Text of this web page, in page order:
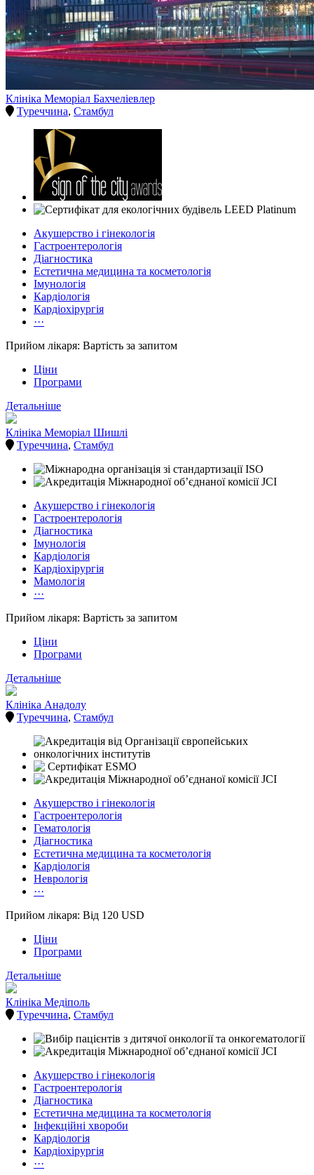
Клініка Меморіал Бахчеліевлер
Туреччина, Стамбул
Акушерство і гінекологія
Гастроентерологія
Діагностика
Естетична медицина та косметологія
Імунологія
Кардіологія
Кардіохірургія
···
Прийом лікаря: Вартість за запитом
Ціни
Програми
Детальніше
Клініка Меморіал Шишлі
Туреччина, Стамбул
Акушерство і гінекологія
Гастроентерологія
Діагностика
Імунологія
Кардіологія
Кардіохірургія
Мамологія
···
Прийом лікаря: Вартість за запитом
Ціни
Програми
Детальніше
Клініка Анадолу
Туреччина, Стамбул
Акушерство і гінекологія
Гастроентерологія
Гематологія
Діагностика
Естетична медицина та косметологія
Кардіологія
Неврологія
···
Прийом лікаря: Від 120 USD
Ціни
Програми
Детальніше
Клініка Медіполь
Туреччина, Стамбул
Акушерство і гінекологія
Гастроентерологія
Діагностика
Естетична медицина та косметологія
Інфекційні хвороби
Кардіологія
Кардіохірургія
···